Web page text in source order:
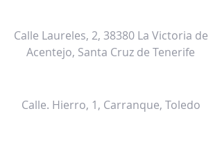
Calle Laureles, 2, 38380 La Victoria de
Acentejo, Santa Cruz de Tenerife
Calle. Hierro, 1, Carranque, Toledo